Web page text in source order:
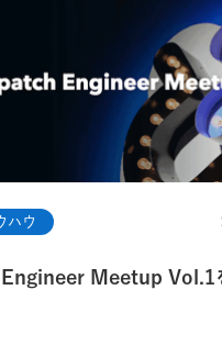
ハウ
Meetup Vol.1